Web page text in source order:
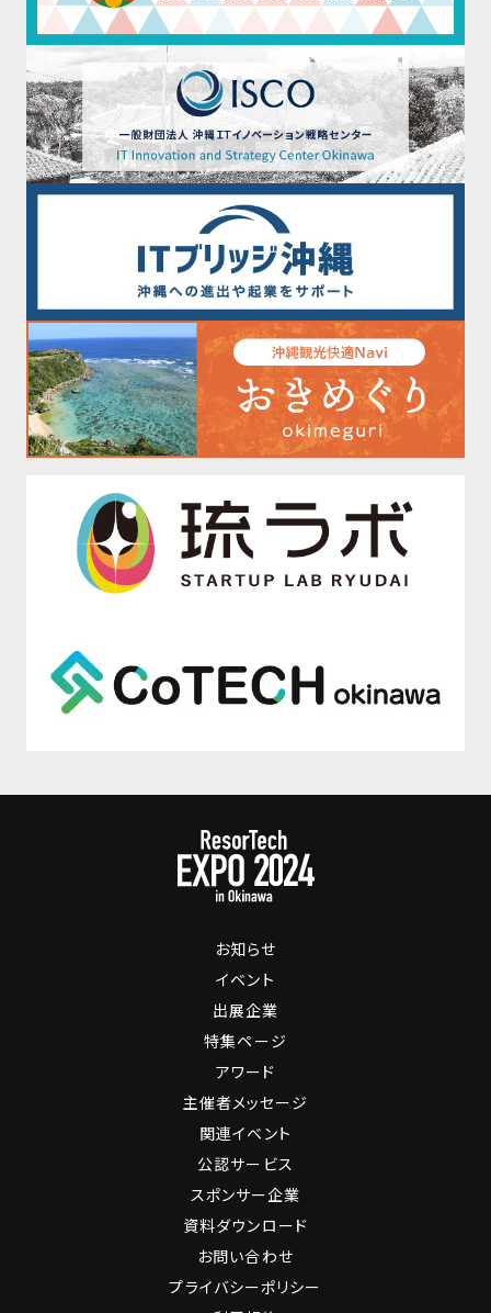
お知らせ
イベント
出展企業
特集ページ
アワード
主催者メッセージ
関連イベント
公認サービス
スポンサー企業
資料ダウンロード
お問い合わせ
プライバシーポリシー